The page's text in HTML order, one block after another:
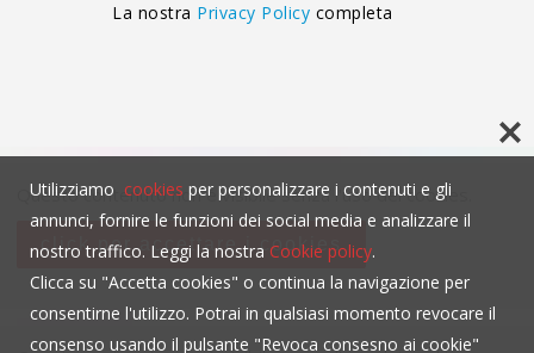
La nostra Privacy Policy completa
Questo contenuto non è visibile senza l'uso dei cookies.
click per accettare i cookies
Utilizziamo cookies per personalizzare i contenuti e gli
annunci, fornire le funzioni dei social media e analizzare il
nostro traffico. Leggi la nostra Cookie policy.
Clicca su "Accetta cookies" o continua la navigazione per
consentirne l'utilizzo. Potrai in qualsiasi momento revocare il
consenso usando il pulsante "Revoca consesno ai cookie"